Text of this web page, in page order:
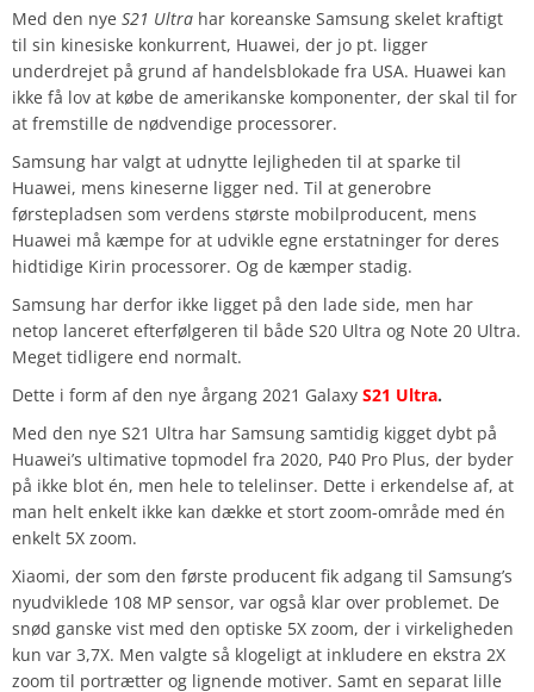
Med den nye S21 Ultra har koreanske Samsung skelet kraftigt
til sin kinesiske konkurrent, Huawei, der jo pt. ligger
underdrejet på grund af handelsblokade fra USA. Huawei kan
ikke få lov at købe de amerikanske komponenter, der skal til for
at fremstille de nødvendige processorer.
Samsung har valgt at udnytte lejligheden til at sparke til
Huawei, mens kineserne ligger ned. Til at generobre
førstepladsen som verdens største mobilproducent, mens
Huawei må kæmpe for at udvikle egne erstatninger for deres
hidtidige Kirin processorer. Og de kæmper stadig.
Samsung har derfor ikke ligget på den lade side, men har
netop lanceret efterfølgeren til både S20 Ultra og Note 20 Ultra.
Meget tidligere end normalt.
Dette i form af den nye årgang 2021 Galaxy S21 Ultra.
Med den nye S21 Ultra har Samsung samtidig kigget dybt på
Huawei’s ultimative topmodel fra 2020, P40 Pro Plus, der byder
på ikke blot én, men hele to telelinser. Dette i erkendelse af, at
man helt enkelt ikke kan dække et stort zoom-område med én
enkelt 5X zoom.
Xiaomi, der som den første producent fik adgang til Samsung’s
nyudviklede 108 MP sensor, var også klar over problemet. De
snød ganske vist med den optiske 5X zoom, der i virkeligheden
kun var 3,7X. Men valgte så klogeligt at inkludere en ekstra 2X
zoom til portrætter og lignende motiver. Samt en separat lille